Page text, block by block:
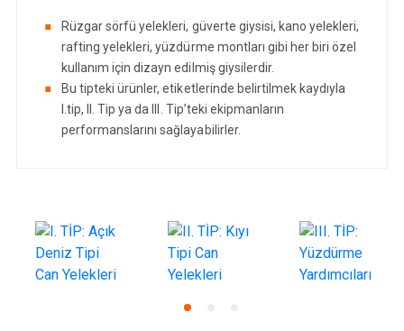
Rüzgar sörfü yelekleri, güverte giysisi, kano yelekleri,
rafting yelekleri, yüzdürme montları gibi her biri özel
kullanım için dizayn edilmiş giysilerdir.
Bu tipteki ürünler, etiketlerinde belirtilmek kaydıyla
I.tip, II. Tip ya da III. Tip’teki ekipmanların
performanslarını sağlayabilirler.